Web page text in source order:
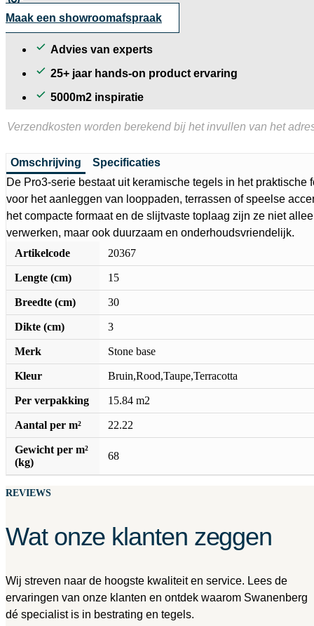
Maak een showroomafspraak
Advies van experts
25+ jaar hands-on product ervaring
5000m2 inspiratie
Verzendkosten worden berekend bij het invullen van het
Omschrijving
Specificaties
De Pro3-serie bestaat uit keramische tegels in het praktische
voor het aanleggen van looppaden, terrassen of speelse
het compacte formaat en de slijtvaste toplaag zijn ze niet
verwerken, maar ook duurzaam en onderhoudsvriendelijk.
Artikelcode
20367
Lengte (cm) 15
Breedte (cm) 30
Dikte (cm) 3
Merk Stone base
Kleur Bruin,Rood,Taupe,Terracotta
Per verpakking 15.84 m2
Aantal per m² 22.22
Gewicht per m²
(kg)
68
REVIEWS
Wat onze klanten zeggen
Wij streven naar de hoogste kwaliteit en service. Lees de
ervaringen van onze klanten en ontdek waarom Swanenberg
dé specialist is in bestrating en tegels.